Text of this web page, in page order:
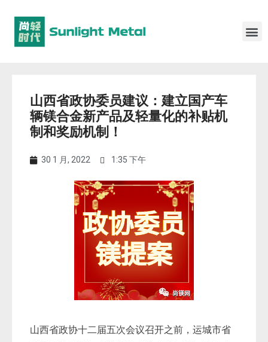
山西省政协委员建议：建立国产车
辆镁合金新产品及轻量化的补贴机
制和奖励机制！
30 1 月, 2022 1:35 下午
山西省政协十二届五次会议召开之前，运城市省